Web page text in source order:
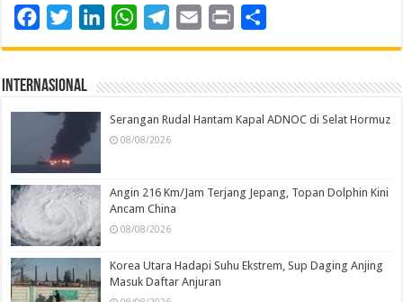
FacebookTwitterLinkedInWhatsAppTelegram
Email Print
Internasional
Serangan Rudal Hantam Kapal ADNOC di Selat Hormuz
08/08/2026
Angin 216 Km/Jam Terjang Jepang, Topan Dolphin Kini
Ancam China
08/08/2026
Korea Utara Hadapi Suhu Ekstrem, Sup Daging Anjing
Masuk Daftar Anjuran